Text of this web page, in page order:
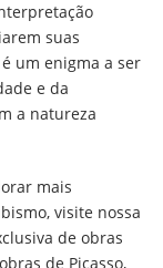
suas
um enigma a ser
e da
a natureza
mais
visite nossa
de obras
de Picasso,